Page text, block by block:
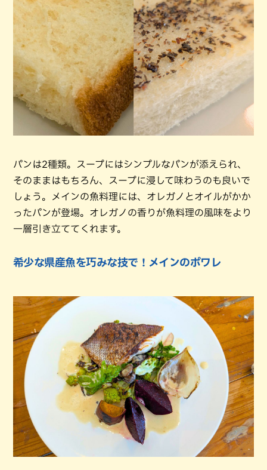
パンは2種類。スープにはシンプルなパンが添えられ、
そのままはもちろん、スープに浸して味わうのも良いで
しょう。メインの魚料理には、オレガノとオイルがかか
ったパンが登場。オレガノの香りが魚料理の風味をより
一層引き立ててくれます。
希少な県産魚を巧みな技で！メインのポワレ